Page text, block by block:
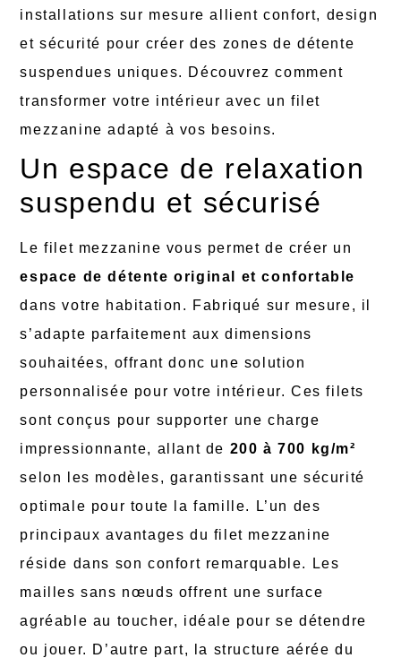
installations sur mesure allient confort, design
et sécurité pour créer des zones de détente
suspendues uniques. Découvrez comment
transformer votre intérieur avec un filet
mezzanine adapté à vos besoins.
Un espace de relaxation
suspendu et sécurisé
Le filet mezzanine vous permet de créer un
espace de détente original et confortable
dans votre habitation. Fabriqué sur mesure, il
s’adapte parfaitement aux dimensions
souhaitées, offrant donc une solution
personnalisée pour votre intérieur. Ces filets
sont conçus pour supporter une charge
impressionnante, allant de 200 à 700 kg/m²
selon les modèles, garantissant une sécurité
optimale pour toute la famille. L’un des
principaux avantages du filet mezzanine
réside dans son confort remarquable. Les
mailles sans nœuds offrent une surface
agréable au toucher, idéale pour se détendre
ou jouer. D’autre part, la structure aérée du